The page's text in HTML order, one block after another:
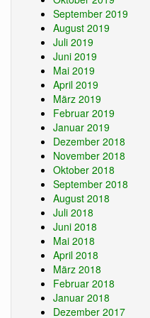
September 2019
August 2019
Juli 2019
Juni 2019
Mai 2019
April 2019
März 2019
Februar 2019
Januar 2019
Dezember 2018
November 2018
Oktober 2018
September 2018
August 2018
Juli 2018
Juni 2018
Mai 2018
April 2018
März 2018
Februar 2018
Januar 2018
Dezember 2017